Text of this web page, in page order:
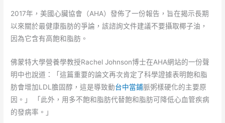
2017年，美國心臟協會（AHA）發佈了一份報告，旨在揭示長期
以來關於最健康脂肪的爭論，該諮詢文件建議不要攝取椰子油，
因為它含有高飽和脂肪。
佛蒙特大學營養學教授Rachel Johnson博士在AHA網站的一份聲
明中也說道：「這篇重要的論文再次肯定了科學證據表明飽和脂
肪會增加LDL膽固醇，這是導致動台中當鋪脈粥樣硬化的主要原
因。」 「此外，用多不飽和脂肪代替飽和脂肪可降低心血管疾病
的發病率。」